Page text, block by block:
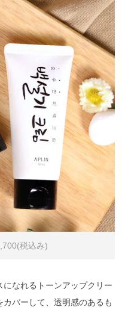
税込み)
なれるトーンアップクリー
バーして、透明感のあるも